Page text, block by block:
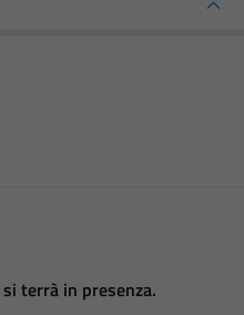
si terrà in presenza.